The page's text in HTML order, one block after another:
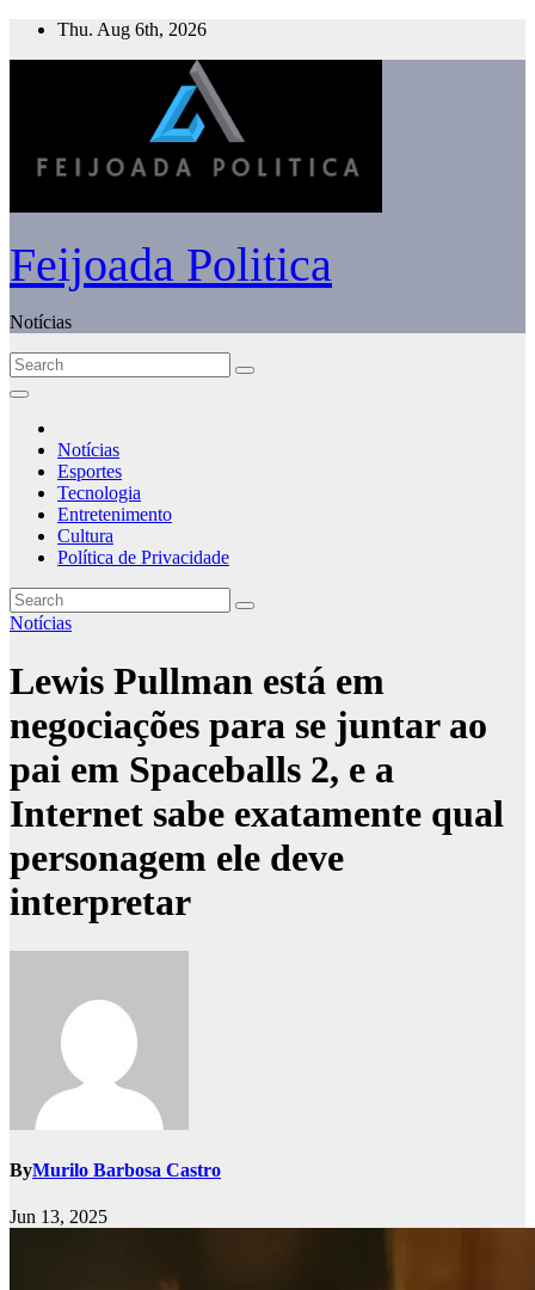
Skip
Thu. Aug 6th, 2026
Feijoada Politica
Notícias
Notícias
Esportes
Tecnologia
Entretenimento
Cultura
Política de Privacidade
Notícias
Lewis Pullman está em
negociações para se juntar ao
pai em Spaceballs 2, e a
Internet sabe exatamente qual
personagem ele deve
interpretar
ByMurilo Barbosa Castro
Jun 13, 2025